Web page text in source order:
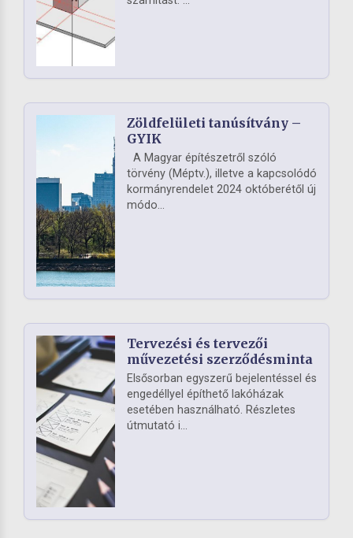
Zöldfelületi tanúsítvány –
GYIK
A Magyar építészetről szóló
törvény (Méptv.), illetve a kapcsolódó
kormányrendelet 2024 októberétől új
módo...
Tervezési és tervezői
művezetési szerződésminta
Elsősorban egyszerű bejelentéssel és
engedéllyel építhető lakóházak
esetében használható. Részletes
útmutató i...